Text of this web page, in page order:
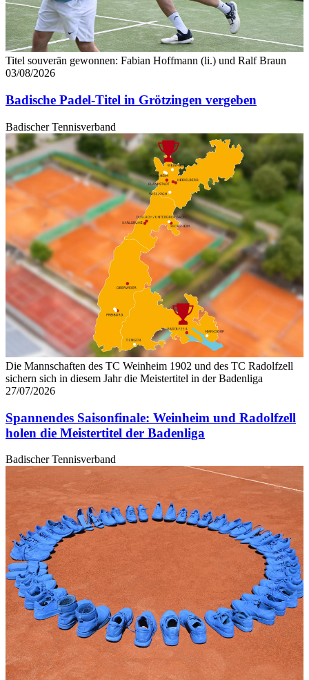
Titel souverän gewonnen: Fabian Hoffmann (li.) und Ralf Braun
03/08/2026
Badische Padel-Titel in Grötzingen vergeben
Badischer Tennisverband
Die Mannschaften des TC Weinheim 1902 und des TC Radolfzell
sichern sich in diesem Jahr die Meistertitel in der Badenliga
27/07/2026
Spannendes Saisonfinale: Weinheim und Radolfzell
holen die Meistertitel der Badenliga
Badischer Tennisverband